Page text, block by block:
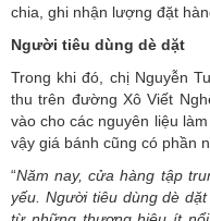
chia, ghi nhận lượng đặt
Người tiêu dùng dè dặt
Trong khi đó, chị Nguyễn
thu trên đường Xô Viết
vào cho các nguyên liệu
vậy giá bánh cũng có phần
“Năm nay, cửa hàng tập
yếu. Người tiêu dùng dè